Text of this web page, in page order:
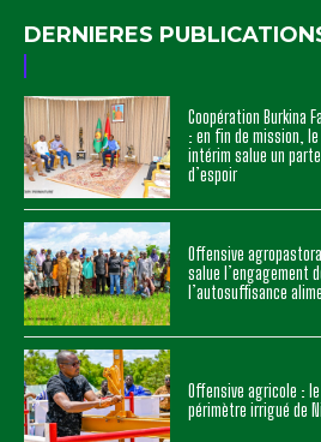
DERNIERES
Coopération Burkina
: en fin de mission,
intérim salue un
d’espoir
Offensive
salue l’engagement
l’autosuffisance
Offensive agricole :
périmètre irrigué de